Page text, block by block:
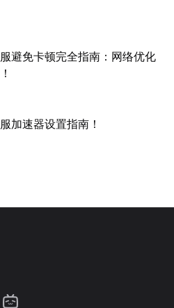
避免卡顿完全指南：网络优化
加速器设置指南！